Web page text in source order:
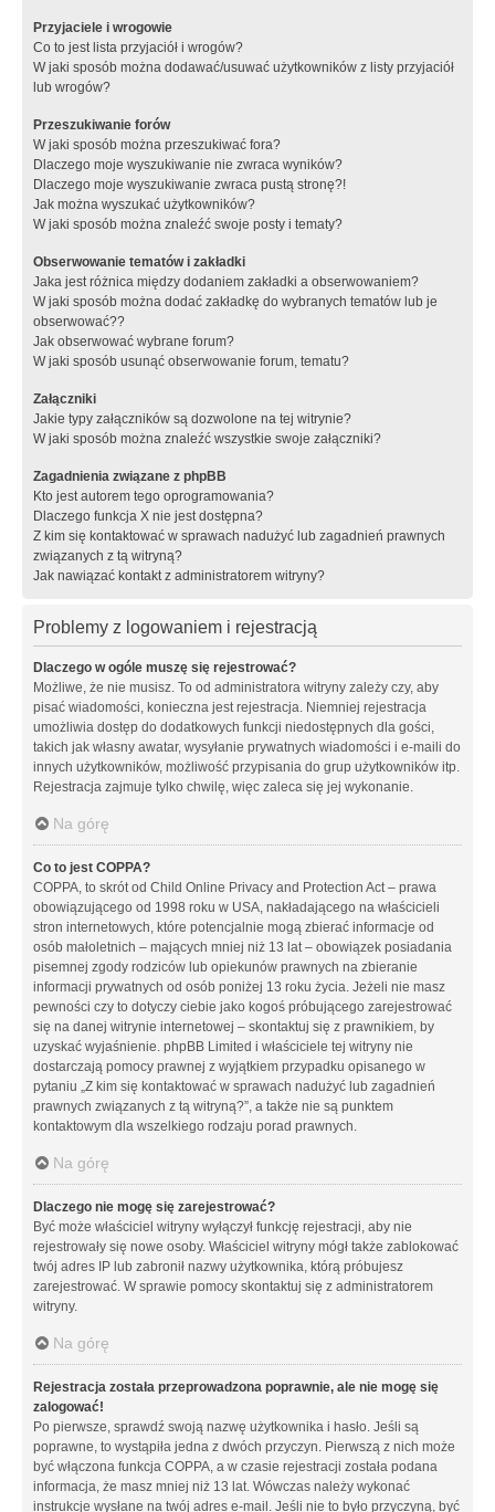
Przyjaciele i wrogowie
Co to jest lista przyjaciół i wrogów?
W jaki sposób można dodawać/usuwać użytkowników z listy przyjaciół
lub wrogów?
Przeszukiwanie forów
W jaki sposób można przeszukiwać fora?
Dlaczego moje wyszukiwanie nie zwraca wyników?
Dlaczego moje wyszukiwanie zwraca pustą stronę?!
Jak można wyszukać użytkowników?
W jaki sposób można znaleźć swoje posty i tematy?
Obserwowanie tematów i zakładki
Jaka jest różnica między dodaniem zakładki a obserwowaniem?
W jaki sposób można dodać zakładkę do wybranych tematów lub je
obserwować??
Jak obserwować wybrane forum?
W jaki sposób usunąć obserwowanie forum, tematu?
Załączniki
Jakie typy załączników są dozwolone na tej witrynie?
W jaki sposób można znaleźć wszystkie swoje załączniki?
Zagadnienia związane z phpBB
Kto jest autorem tego oprogramowania?
Dlaczego funkcja X nie jest dostępna?
Z kim się kontaktować w sprawach nadużyć lub zagadnień prawnych
związanych z tą witryną?
Jak nawiązać kontakt z administratorem witryny?
Problemy z logowaniem i rejestracją
Dlaczego w ogóle muszę się rejestrować?
Możliwe, że nie musisz. To od administratora witryny zależy czy, aby
pisać wiadomości, konieczna jest rejestracja. Niemniej rejestracja
umożliwia dostęp do dodatkowych funkcji niedostępnych dla gości,
takich jak własny awatar, wysyłanie prywatnych wiadomości i e-maili do
innych użytkowników, możliwość przypisania do grup użytkowników itp.
Rejestracja zajmuje tylko chwilę, więc zaleca się jej wykonanie.
Na górę
Co to jest COPPA?
COPPA, to skrót od Child Online Privacy and Protection Act – prawa
obowiązującego od 1998 roku w USA, nakładającego na właścicieli
stron internetowych, które potencjalnie mogą zbierać informacje od
osób małoletnich – mających mniej niż 13 lat – obowiązek posiadania
pisemnej zgody rodziców lub opiekunów prawnych na zbieranie
informacji prywatnych od osób poniżej 13 roku życia. Jeżeli nie masz
pewności czy to dotyczy ciebie jako kogoś próbującego zarejestrować
się na danej witrynie internetowej – skontaktuj się z prawnikiem, by
uzyskać wyjaśnienie. phpBB Limited i właściciele tej witryny nie
dostarczają pomocy prawnej z wyjątkiem przypadku opisanego w
pytaniu „Z kim się kontaktować w sprawach nadużyć lub zagadnień
prawnych związanych z tą witryną?”, a także nie są punktem
kontaktowym dla wszelkiego rodzaju porad prawnych.
Na górę
Dlaczego nie mogę się zarejestrować?
Być może właściciel witryny wyłączył funkcję rejestracji, aby nie
rejestrowały się nowe osoby. Właściciel witryny mógł także zablokować
twój adres IP lub zabronił nazwy użytkownika, którą próbujesz
zarejestrować. W sprawie pomocy skontaktuj się z administratorem
witryny.
Na górę
Rejestracja została przeprowadzona poprawnie, ale nie mogę się
zalogować!
Po pierwsze, sprawdź swoją nazwę użytkownika i hasło. Jeśli są
poprawne, to wystąpiła jedna z dwóch przyczyn. Pierwszą z nich może
być włączona funkcja COPPA, a w czasie rejestracji została podana
informacja, że masz mniej niż 13 lat. Wówczas należy wykonać
instrukcje wysłane na twój adres e-mail. Jeśli nie to było przyczyną, być